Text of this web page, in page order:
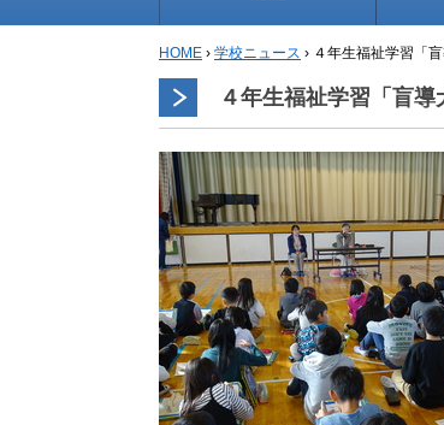
学校
安心・
1年生
2年生
3年生
4年生
5年生
6年生
事務・
児童会
研修
小中連
その他
HOME › 学校ニュース › ４年生福祉学習「盲
４年生福祉学習「盲導